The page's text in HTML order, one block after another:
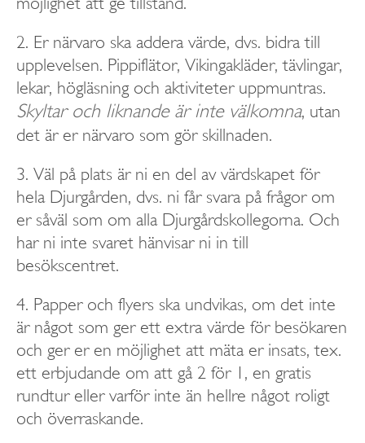
möjlighet att ge tillstånd.
2. Er närvaro ska addera värde, dvs. bidra till
upplevelsen. Pippiflätor, Vikingakläder, tävlingar,
lekar, högläsning och aktiviteter uppmuntras.
Skyltar och liknande är inte välkomna, utan
det är er närvaro som gör skillnaden.
3. Väl på plats är ni en del av värdskapet för
hela Djurgården, dvs. ni får svara på frågor om
er såväl som om alla Djurgårdskollegorna. Och
har ni inte svaret hänvisar ni in till
besökscentret.
4. Papper och flyers ska undvikas, om det inte
är något som ger ett extra värde för besökaren
och ger er en möjlighet att mäta er insats, tex.
ett erbjudande om att gå 2 för 1, en gratis
rundtur eller varför inte än hellre något roligt
och överraskande.